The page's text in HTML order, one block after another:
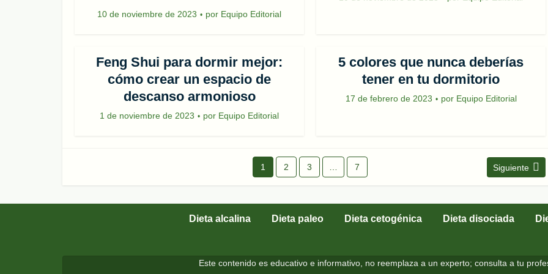
10 de noviembre de 2023 por Equipo Editorial
Feng Shui para dormir mejor:
cómo crear un espacio de
descanso armonioso
1 de noviembre de 2023 por Equipo Editorial
5 colores que nunca deberías
tener en tu dormitorio
17 de febrero de 2023 por Equipo Editorial
1 2 3 7 Siguiente
Dieta alcalina Dieta paleo Dieta cetogénica Dieta disociada
Este contenido es educativo e informativo, no reemplaza a un experto; consulta a tu